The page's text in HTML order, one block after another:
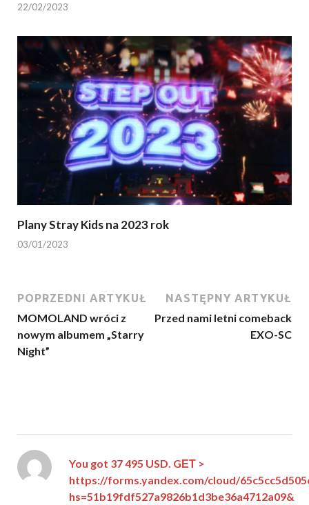
22/02/2023
Plany Stray Kids na 2023 rok
03/01/2023
POPRZEDNI ARTYKUŁ
MOMOLAND wróci z
nowym albumem „Starry
Night”
NASTĘPNY ARTYKUŁ
Przed nami letni comeback
EXO-SC
You got 37 495 USD. GЕТ >
https://forms.yandex.com/cloud/
hs=51b19fdf527a9826b1d3be36a4712a09&